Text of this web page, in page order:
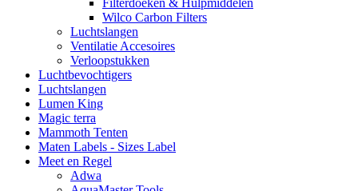
Filterdoeken & Hulpmiddelen
Wilco Carbon Filters
Luchtslangen
Ventilatie Accesoires
Verloopstukken
Luchtbevochtigers
Luchtslangen
Lumen King
Magic terra
Mammoth Tenten
Maten Labels - Sizes Label
Meet en Regel
Adwa